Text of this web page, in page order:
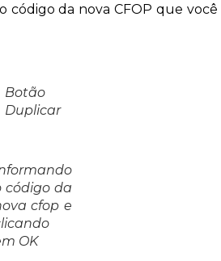
código da nova CFOP que
Botão
Duplicar
código da
cfop e
OK